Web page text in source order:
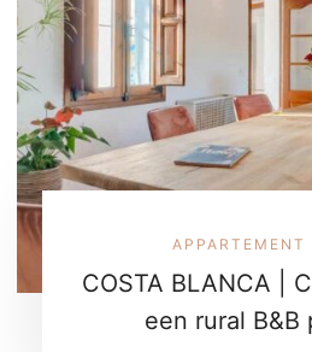
APPARTEMENT
COSTA BLANCA |
een rural B&B